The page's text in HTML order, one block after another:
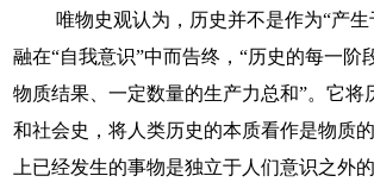
唯物史观认为，历史并不是作为“产
融在“自我意识”中而告终，“历史的每一阶
物质结果、一定数量的生产力总和”。它将
和社会史，将人类历史的本质看作是物质
上已经发生的事物是独立于人们意识之外